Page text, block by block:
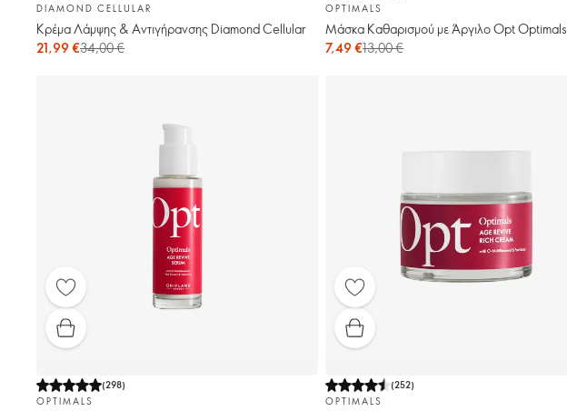
DIAMOND CELLULAR
Κρέμα Λάμψης & Αντιγήρανσης Diamond Cellular
21,99 €34,00 €
OPTIMALS
Μάσκα Καθαρισμού με Άργιλο Opt Optimals
7,49 €13,00 €
(298)
OPTIMALS
(252)
OPTIMALS